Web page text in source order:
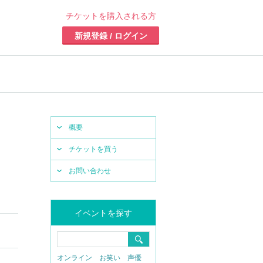
チケットを購入される方
新規登録 / ログイン
概要
チケットを買う
お問い合わせ
イベントを探す
オンライン お笑い 声優